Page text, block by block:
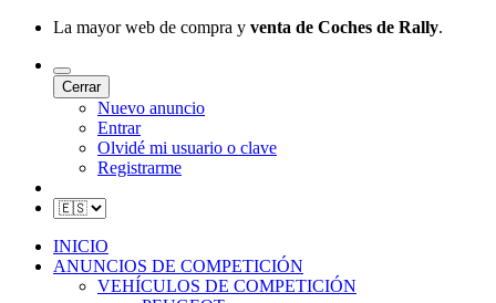
La mayor web de compra y venta de Coches de Rally.
Cerrar
Nuevo anuncio
Entrar
Olvidé mi usuario o clave
Registrarme
INICIO
ANUNCIOS DE COMPETICIÓN
VEHÍCULOS DE COMPETICIÓN